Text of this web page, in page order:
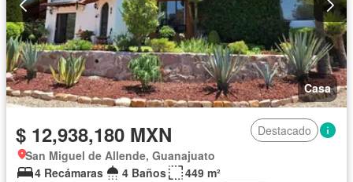
Casa
$ 12,938,180 MXN
Destacado
San Miguel de Allende, Guanajuato
4 Recámaras
4 Baños
449 m²